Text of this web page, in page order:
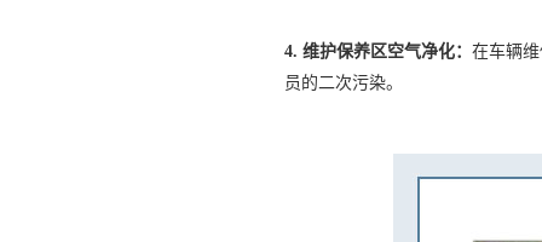
4. 维护保养区空气净化： 在车辆
员的二次污染。